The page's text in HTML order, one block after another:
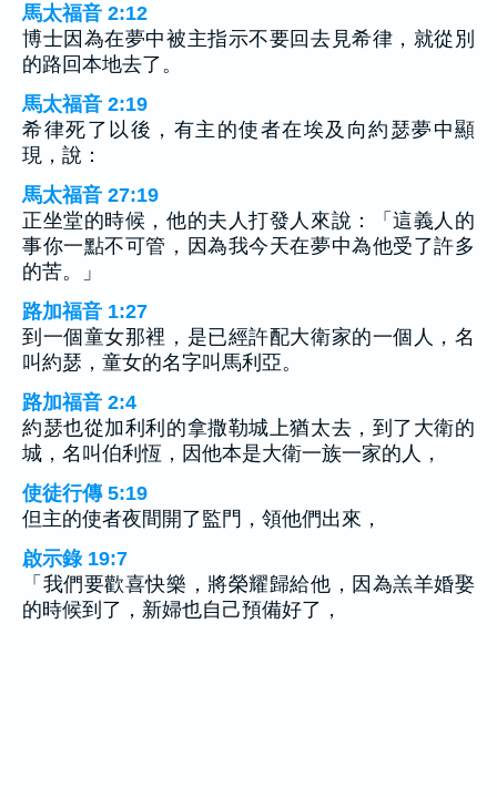
馬太福音 2:12
博士因為在夢中被主指示不要回去見希律，就從別
的路回本地去了。
馬太福音 2:19
希律死了以後，有主的使者在埃及向約瑟夢中顯
現，說：
馬太福音 27:19
正坐堂的時候，他的夫人打發人來說：「這義人的
事你一點不可管，因為我今天在夢中為他受了許多
的苦。」
路加福音 1:27
到一個童女那裡，是已經許配大衛家的一個人，名
叫約瑟，童女的名字叫馬利亞。
路加福音 2:4
約瑟也從加利利的拿撒勒城上猶太去，到了大衛的
城，名叫伯利恆，因他本是大衛一族一家的人，
使徒行傳 5:19
但主的使者夜間開了監門，領他們出來，
啟示錄 19:7
「我們要歡喜快樂，將榮耀歸給他，因為羔羊婚娶
的時候到了，新婦也自己預備好了，